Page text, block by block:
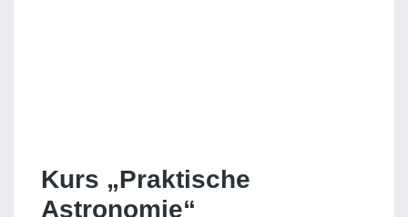
Kurs „Praktische
Astronomie“